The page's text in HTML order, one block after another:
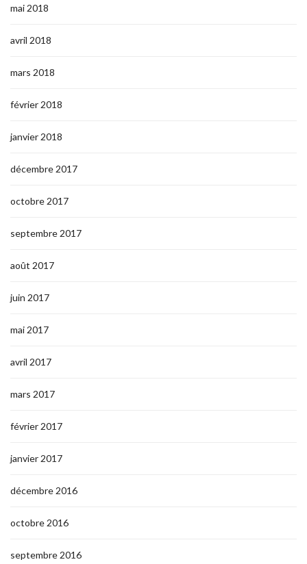
mai 2018
avril 2018
mars 2018
février 2018
janvier 2018
décembre 2017
octobre 2017
septembre 2017
août 2017
juin 2017
mai 2017
avril 2017
mars 2017
février 2017
janvier 2017
décembre 2016
octobre 2016
septembre 2016